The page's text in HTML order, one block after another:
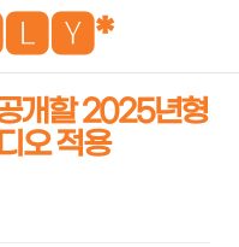
개할 2025년형
오 적용